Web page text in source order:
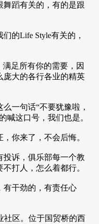
舞蹈有关的，有的是跟
的Life Style有关的，
足所有你的需要，因
庞大的各行各业的精英
一句话“不要犹豫啦，
喊这口号，我们也是。
你来了，不会后悔。
投诉，俱乐部每一个教
打人，怎么着都行。
有干劲的，有责任心
社区。位于国贸桥的西